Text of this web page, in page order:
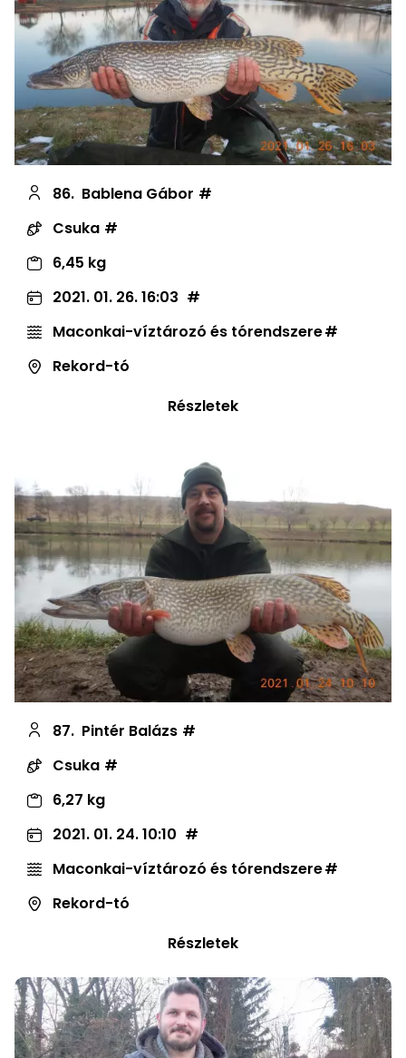
86. Bablena Gábor
Csuka
6,45 kg
2021. 01. 26. 16:03
Maconkai-víztározó és tórendszere
Rekord-tó
Részletek
87. Pintér Balázs
Csuka
6,27 kg
2021. 01. 24. 10:10
Maconkai-víztározó és tórendszere
Rekord-tó
Részletek